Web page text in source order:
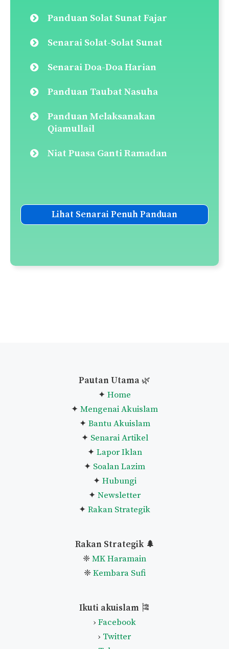
Panduan Solat Sunat Fajar
Senarai Solat-Solat Sunat
Senarai Doa-Doa Harian
Panduan Taubat Nasuha
Panduan Melaksanakan
Qiamullail
Niat Puasa Ganti Ramadan
Lihat Senarai Penuh Panduan
Pautan Utama 🌿
✦ Home
✦ Mengenai Akuislam
✦ Bantu Akuislam
✦ Senarai Artikel
✦ Lapor Iklan
✦ Soalan Lazim
✦ Hubungi
✦ Newsletter
✦ Rakan Strategik
Rakan Strategik 🌲
❈MK Haramain
❈Kembara Sufi
Ikuti akuislam 🎏
› Facebook
› Twitter